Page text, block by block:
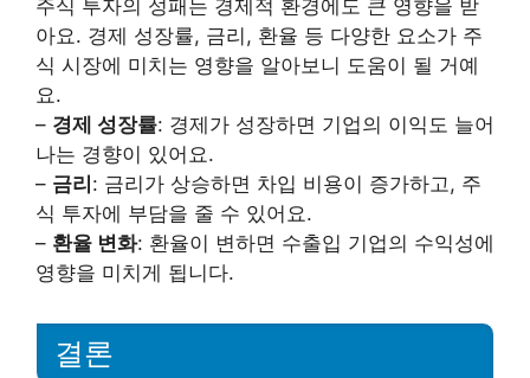
주식 투자의 성패는 경제적 환경에도 큰 영향을 받
아요. 경제 성장률, 금리, 환율 등 다양한 요소가 주
식 시장에 미치는 영향을 알아보니 도움이 될 거예
요.
– 경제 성장률: 경제가 성장하면 기업의 이익도 늘어
나는 경향이 있어요.
– 금리 : 금리가 상승하면 차입 비용이 증가하고, 주
식 투자에 부담을 줄 수 있어요.
– 환율 변화: 환율이 변하면 수출입 기업의 수익성에
영향을 미치게 됩니다.
결론